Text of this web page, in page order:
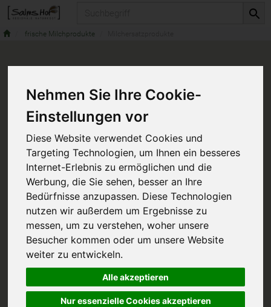
Nehmen Sie Ihre Cookie-
Einstellungen vor
Diese Website verwendet Cookies und
Targeting Technologien, um Ihnen ein besseres
Internet-Erlebnis zu ermöglichen und die
Werbung, die Sie sehen, besser an Ihre
Bedürfnisse anzupassen. Diese Technologien
nutzen wir außerdem um Ergebnisse zu
messen, um zu verstehen, woher unsere
Besucher kommen oder um unsere Website
weiter zu entwickeln.
Alle akzeptieren
Nur essenzielle Cookies akzeptieren
frische Milchprodukte